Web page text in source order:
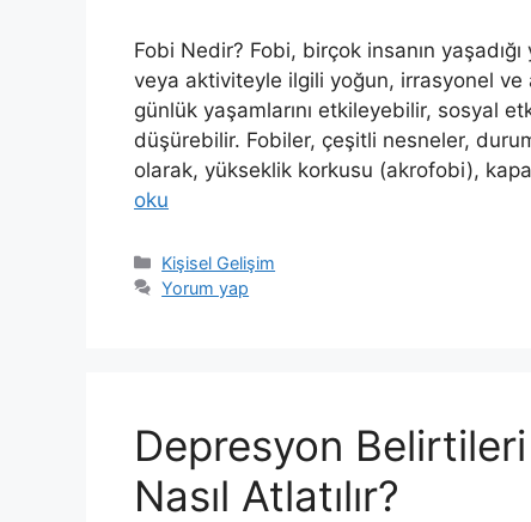
Fobi Nedir? Fobi, birçok insanın
veya aktiviteyle ilgili yoğun, irrasyonel ve
günlük yaşamlarını etkileyebilir, sosyal
düşürebilir. Fobiler, çeşitli nesneler,
olarak, yükseklik korkusu (akrofobi),
oku
Kategoriler
Kişisel Gelişim
Yorum yap
Depresyon Belirtileri
Nasıl Atlatılır?